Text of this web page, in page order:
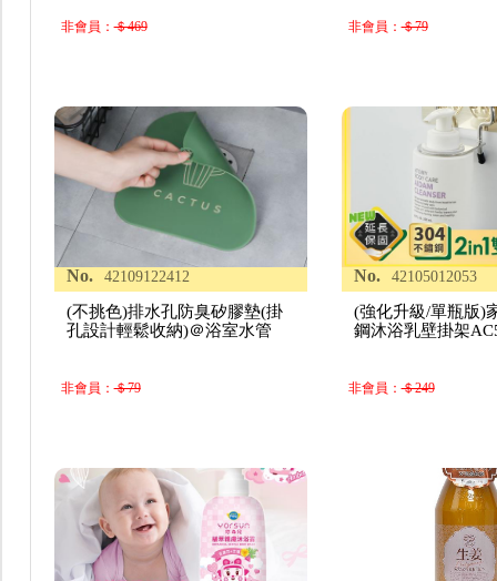
非會員：＄469 非會員：＄79
No. 42109122412
(不挑色)排水孔防臭矽膠墊(掛
孔設計輕鬆收納)＠浴室水管
非會員：＄79
No. 42105012053
(強化升級/單瓶版)
鋼沐浴乳壁掛架
非會員：＄249